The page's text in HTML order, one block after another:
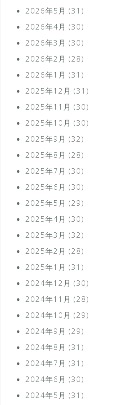
2026年5月 (31)
2026年4月 (30)
2026年3月 (30)
2026年2月 (28)
2026年1月 (31)
2025年12月 (31)
2025年11月 (30)
2025年10月 (30)
2025年9月 (32)
2025年8月 (28)
2025年7月 (30)
2025年6月 (30)
2025年5月 (29)
2025年4月 (30)
2025年3月 (32)
2025年2月 (28)
2025年1月 (31)
2024年12月 (30)
2024年11月 (28)
2024年10月 (29)
2024年9月 (29)
2024年8月 (31)
2024年7月 (31)
2024年6月 (30)
2024年5月 (31)